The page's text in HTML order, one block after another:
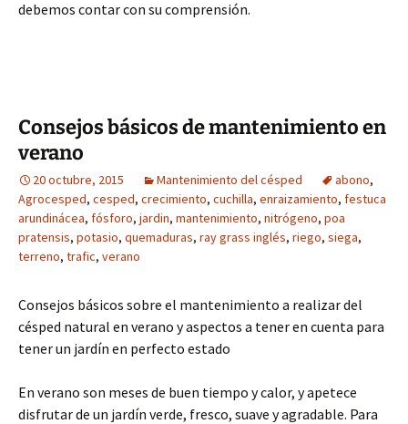
debemos contar con su comprensión.
Consejos básicos de mantenimiento en
verano
20 octubre, 2015 Mantenimiento del césped abono,
Agrocesped, cesped, crecimiento, cuchilla, enraizamiento, festuca
arundinácea, fósforo, jardin, mantenimiento, nitrógeno, poa
pratensis, potasio, quemaduras, ray grass inglés, riego, siega,
terreno, trafic, verano
Consejos básicos sobre el mantenimiento a realizar del
césped natural en verano y aspectos a tener en cuenta para
tener un jardín en perfecto estado
En verano son meses de buen tiempo y calor, y apetece
disfrutar de un jardín verde, fresco, suave y agradable. Para